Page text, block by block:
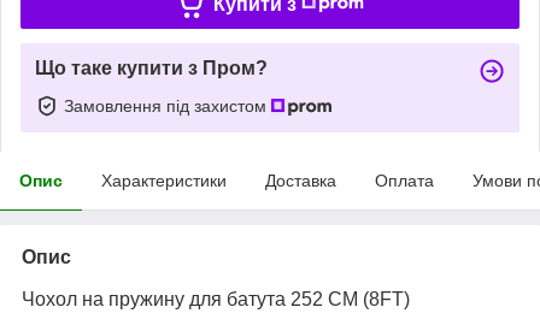
Що таке купити з Пром?
Замовлення під захистом
Опис Характеристики Доставка Оплата Умови
Опис
Чохол на пружину для батута 252 CM (8FT)